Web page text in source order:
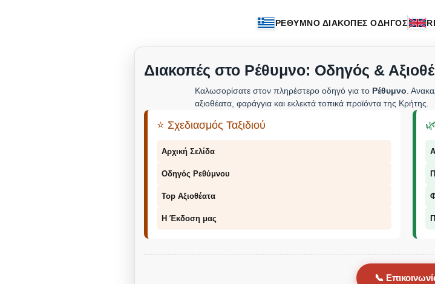
ΡΕΘΥΜΝΟ ΔΙΑΚΟΠΕΣ ΟΔΗΓΟΣ
Διακοπές στο Ρέθυμνο: Οδηγός &
Καλωσορίσατε στον πληρέστερο οδηγό για το Ρέθυμνο .
αξιοθέατα, φαράγγια και εκλεκτά τοπικά προϊόντα της Κρήτης.
⭐ Σχεδιασμός Ταξιδιού
Αρχική Σελίδα
Οδηγός Ρεθύμνου
Top Αξιοθέατα
Η Έκδοση μας
📞